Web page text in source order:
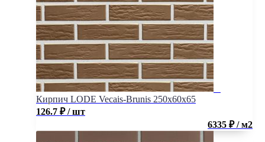
Кирпич LODE Vecais-Brunis 250x60x65
126.7 ₽ / шт
6335 ₽ / м2